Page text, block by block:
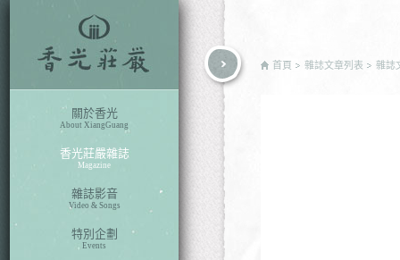
關於香光
About XiangGuang
香光莊嚴雜誌
Magazine
雜誌影音
Video & Songs
特別企劃
Events
首頁 雜誌文章列表 雜誌